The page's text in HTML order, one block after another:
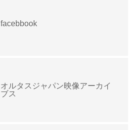
facebbook
オルタスジャパン映像アーカイ
ブス